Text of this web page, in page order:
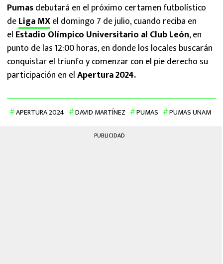
Pumasdebutará en el próximo certamen futbolístico
deLiga MXel domingo 7 de julio, cuando reciba en
el Estadio Olímpico Universitario al Club León, en
punto de las 12:00 horas, en donde los locales buscarán
conquistar el triunfo y comenzar con el pie derecho su
participación en elApertura 2024.
APERTURA 2024 DAVID MARTÍNEZ PUMAS PUMAS UNAM
PUBLICIDAD